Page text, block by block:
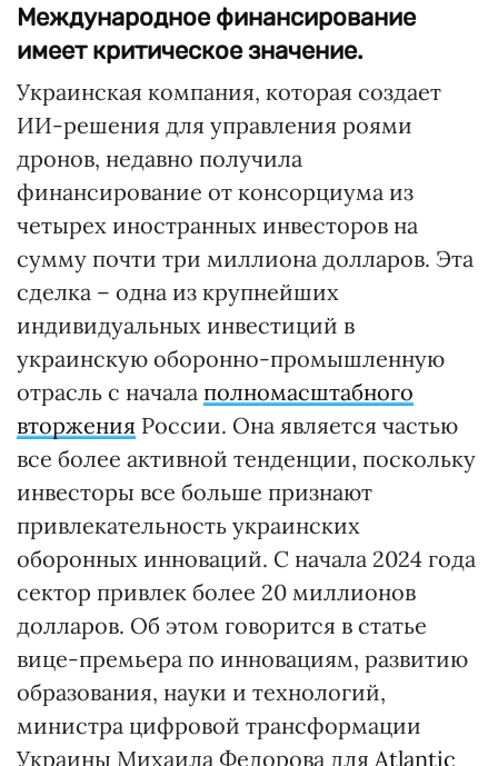
Международное финансирование
имеет критическое значение.
Украинская компания, которая создает
ИИ-решения для управления роями
дронов, недавно получила
финансирование от консорциума из
четырех иностранных инвесторов на
сумму почти три миллиона долларов. Эта
сделка – одна из крупнейших
индивидуальных инвестиций в
украинскую оборонно-промышленную
отрасль с начала полномасштабного
вторжения России. Она является частью
все более активной тенденции, поскольку
инвесторы все больше признают
привлекательность украинских
оборонных инноваций. С начала 2024 года
сектор привлек более 20 миллионов
долларов. Об этом говорится в статье
вице-премьера по инновациям, развитию
образования, науки и технологий,
министра цифровой трансформации
Украины Михаила Федорова для Atlantic